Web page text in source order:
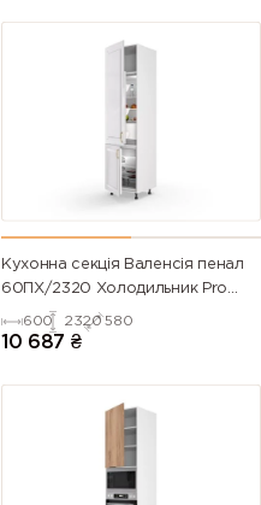
Кухонна секція Валенсія пенал
60ПХ/2320 Холодильник Pro
Blum (Білий/Напівмат Білий
9003)
600 2320 580
10 687 ₴